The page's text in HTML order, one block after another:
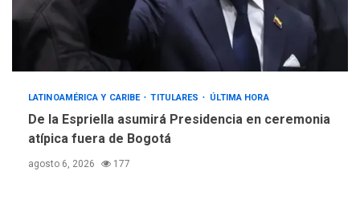
LATINOAMÉRICA Y CARIBE TITULARES ÚLTIMA HORA
De la Espriella asumirá Presidencia en ceremonia
atípica fuera de Bogotá
agosto 6, 2026 177